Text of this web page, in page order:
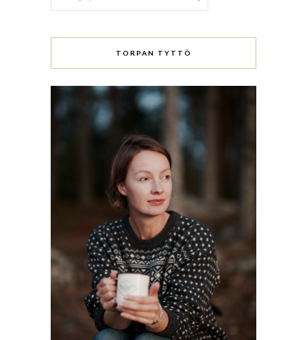
TORPAN TYTTÖ